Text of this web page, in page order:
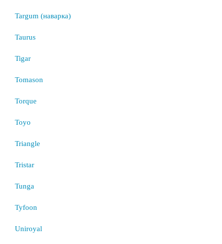
Targum (наварка)
Taurus
Tigar
Tomason
Torque
Toyo
Triangle
Tristar
Tunga
Tyfoon
Uniroyal